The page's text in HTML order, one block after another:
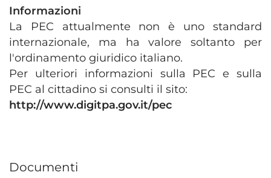
Informazioni
La PEC attualmente non è uno standard
internazionale, ma ha valore soltanto per
l'ordinamento giuridico italiano.
Per ulteriori informazioni sulla PEC e sulla
PEC al cittadino si consulti il sito:
http://www.digitpa.gov.it/pec
Documenti